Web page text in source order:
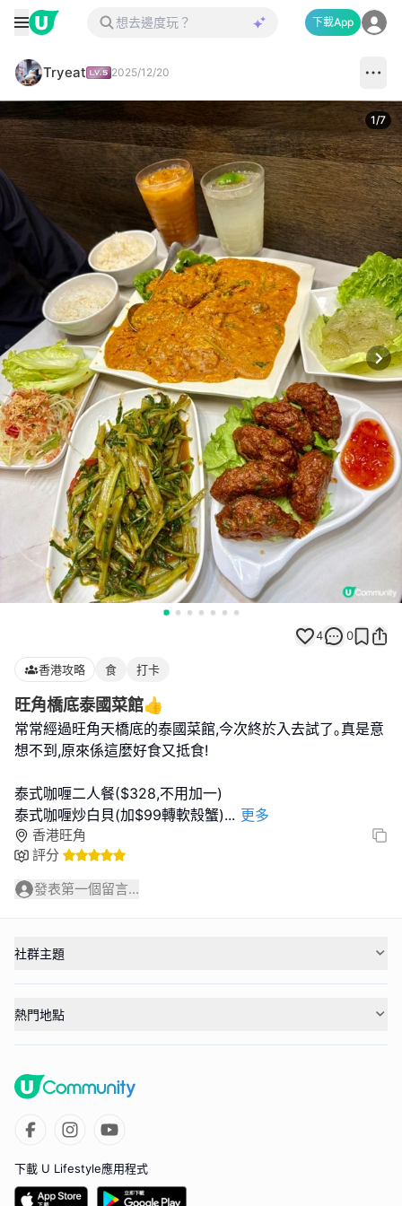
下載App
Tryeat 2025/12/20
1/7
4 0
香港攻略 食 打卡
旺角橋底泰國菜館👍
常常經過旺角天橋底的泰國菜館,今次終於入去試了｡真是意
想不到,原來係這麼好食又抵食!
泰式咖喱二人餐($328,不用加一)
泰式咖喱炒白貝(加$99轉軟殼蟹)... 更多
香港旺角
評分
發表第一個留言...
社群主題
熱門地點
下載 U Lifestyle應用程式